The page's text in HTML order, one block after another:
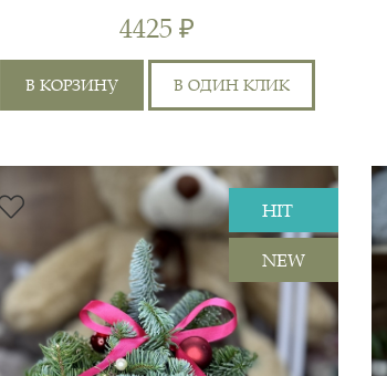
РОЗА ЭКВАДОР 70СМ 15ШТ,
ПЛЁНКА, ЛЕНТА
70 СМ
25 СМ
4425 ₽
В КОРЗИНУ В ОДИН КЛИК
HIT
NEW